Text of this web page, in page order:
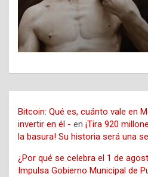
Bitcoin: Qué es, cuánto vale en
invertir en él - en ¡Tira 920
la basura! Su historia será una
¿Por qué se celebra el 1 de
Impulsa Gobierno Municipal de